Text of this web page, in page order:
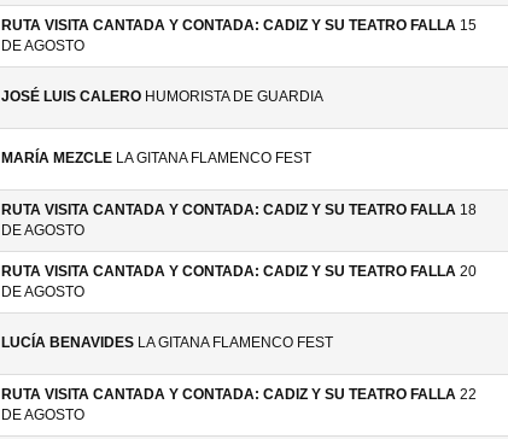
RUTA VISITA CANTADA Y CONTADA: CADIZ Y SU TEATRO FALLA 15
DE AGOSTO
JOSÉ LUIS CALERO HUMORISTA DE GUARDIA
MARÍA MEZCLE LA GITANA FLAMENCO FEST
RUTA VISITA CANTADA Y CONTADA: CADIZ Y SU TEATRO FALLA 18
DE AGOSTO
RUTA VISITA CANTADA Y CONTADA: CADIZ Y SU TEATRO FALLA 20
DE AGOSTO
LUCÍA BENAVIDES LA GITANA FLAMENCO FEST
RUTA VISITA CANTADA Y CONTADA: CADIZ Y SU TEATRO FALLA 22
DE AGOSTO